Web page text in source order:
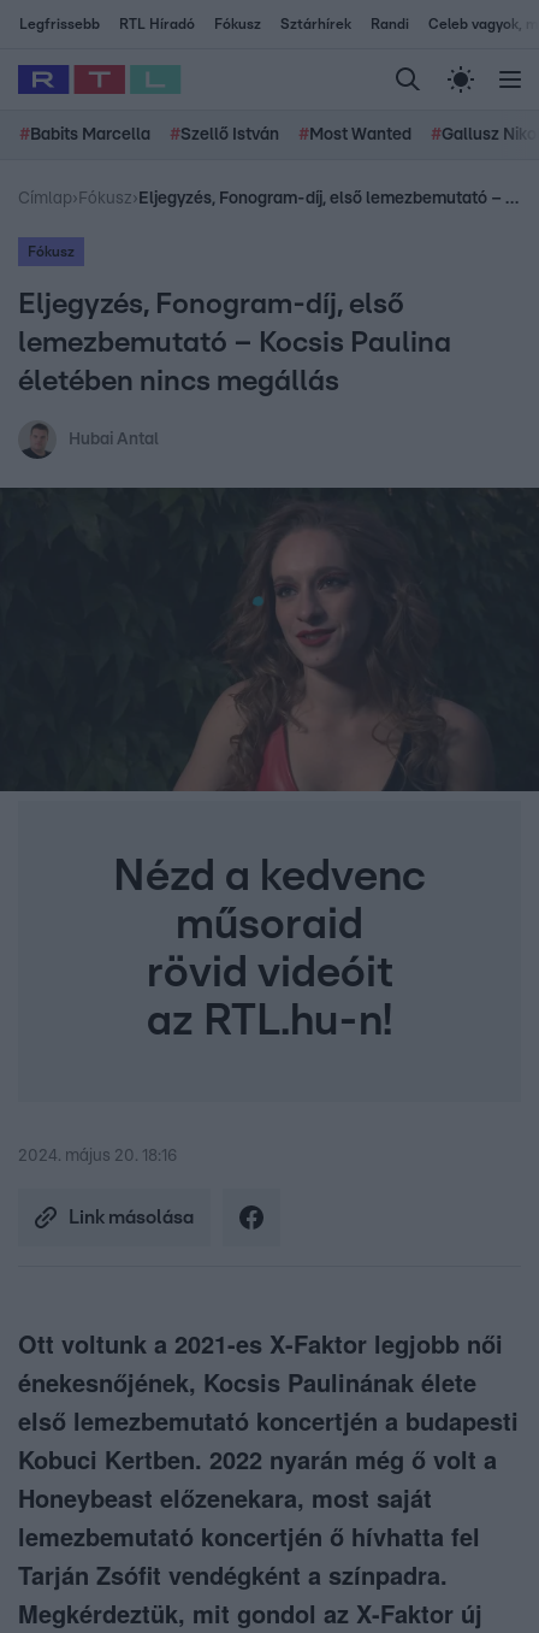
Legfrissebb RTL Híradó Fókusz Sztárhírek Randi Celeb vagyok,
# Babits Marcella #Szellő István # Most Wanted #Gallusz
Címlap› Fókusz› Eljegyzés, Fonogram-díj, első lemezbemutató – Kocsis Paulina életében nincs megállás
Fókusz
Eljegyzés, Fonogram-díj, első
lemezbemutató – Kocsis Paulina
életében nincs megállás
Hubai Antal
Nézd a kedvenc
műsoraid
rövid videóit
az RTL.hu-n!
2024. május 20. 18:16
Link másolása
Ott voltunk a 2021-es X-Faktor legjobb női
énekesnőjének, Kocsis Paulinának élete
első lemezbemutató koncertjén a budapesti
Kobuci Kertben. 2022 nyarán még ő volt a
Honeybeast előzenekara, most saját
lemezbemutató koncertjén ő hívhatta fel
Tarján Zsófit vendégként a színpadra.
Megkérdeztük, mit gondol az X-Faktor új